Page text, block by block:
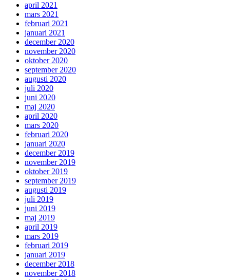
april 2021
mars 2021
februari 2021
januari 2021
december 2020
november 2020
oktober 2020
september 2020
augusti 2020
juli 2020
juni 2020
maj 2020
april 2020
mars 2020
februari 2020
januari 2020
december 2019
november 2019
oktober 2019
september 2019
augusti 2019
juli 2019
juni 2019
maj 2019
april 2019
mars 2019
februari 2019
januari 2019
december 2018
november 2018